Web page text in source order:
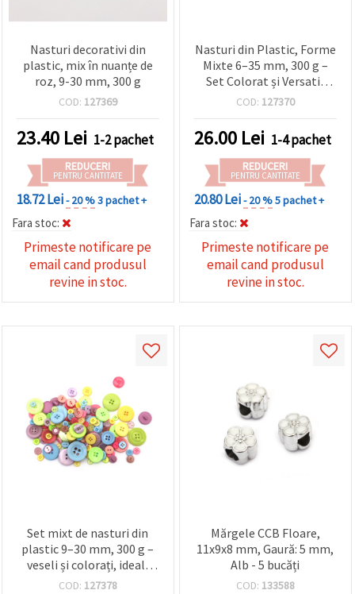
Nasturi decorativi din
plastic, mix în nuanțe de
roz, 9-30 mm, 300 g
COD: 127369
23.40 Lei 1-2 pachet
REDUCERI
PENTRU CANTITATE
18.72 Lei- 20 %3 pachet +
Fara stoc:
Primeste notificare pe
email cand produsul
revine in stoc.
Nasturi din Plastic, Forme
Mixte 6–35 mm, 300 g –
Set Colorat și Versatil
pentru Cusut,
Decorațiuni și Handmade
COD: 127370
26.00 Lei 1-4 pachet
REDUCERI
PENTRU CANTITATE
20.80 Lei- 20 %5 pachet +
Fara stoc:
Primeste notificare pe
email cand produsul
revine in stoc.
Set mixt de nasturi din
plastic 9–30 mm, 300 g –
veseli și colorați, ideali
pentru DIY, scrapbooking
COD: 127378
Mărgele CCB Floare,
11x9x8 mm, Gaură: 5 mm,
Alb - 5 bucăți
COD: 133588